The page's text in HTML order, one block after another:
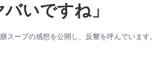
いですね」
スープの感想を公開し、反響を呼んでいます。